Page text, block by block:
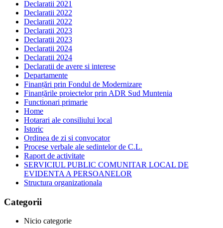
Declaratii 2021
Declaratii 2022
Declaratii 2022
Declaratii 2023
Declaratii 2023
Declaratii 2024
Declaratii 2024
Declaratii de avere si interese
Departamente
Finanțări prin Fondul de Modernizare
Finanțările proiectelor prin ADR Sud Muntenia
Functionari primarie
Home
Hotarari ale consiliului local
Istoric
Ordinea de zi si convocator
Procese verbale ale sedintelor de C.L.
Raport de activitate
SERVICIUL PUBLIC COMUNITAR LOCAL DE
EVIDENTA A PERSOANELOR
Structura organizationala
Categorii
Nicio categorie